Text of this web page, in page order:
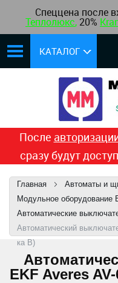
Спеццена после
Теплолюкс, 20%
КАТАЛОГ
После
сразу будут
Главная
Автоматы и
Модульное оборудование
Автоматические
Автоматический
ка B)
EKF Averes